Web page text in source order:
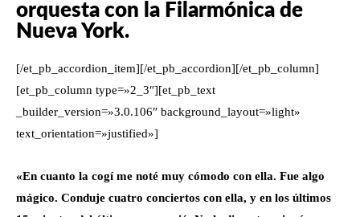
orquesta con la Filarmónica de
Nueva York.
[/et_pb_accordion_item][/et_pb_accordion][/et_pb_column]
[et_pb_column type=»2_3″][et_pb_text
_builder_version=»3.0.106″ background_layout=»light»
text_orientation=»justified»]
«En cuanto la cogí me noté muy cómodo con ella. Fue algo
mágico. Conduje cuatro conciertos con ella, y en los últimos